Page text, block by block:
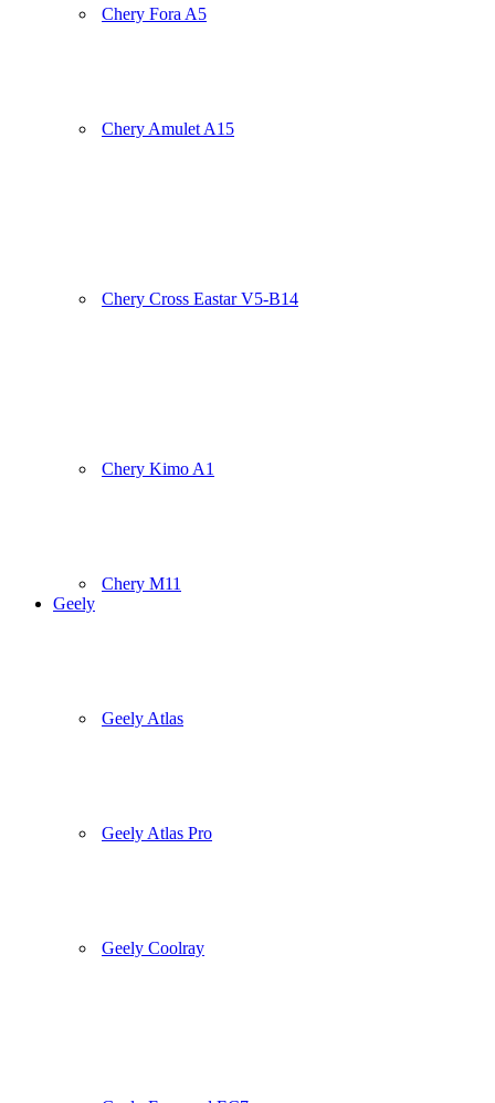
Chery Fora A5
Chery Amulet A15
Chery Cross Eastar V5-B14
Chery Kimo A1
Chery M11
Geely
Geely Atlas
Geely Atlas Pro
Geely Coolray